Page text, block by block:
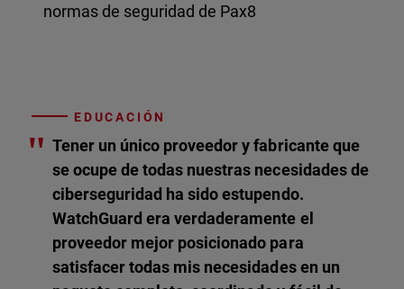
normas de seguridad de Pax8
EDUCACIÓN
" Tener un único proveedor y fabricante que
se ocupe de todas nuestras necesidades de
ciberseguridad ha sido estupendo.
WatchGuard era verdaderamente el
proveedor mejor posicionado para
satisfacer todas mis necesidades en un